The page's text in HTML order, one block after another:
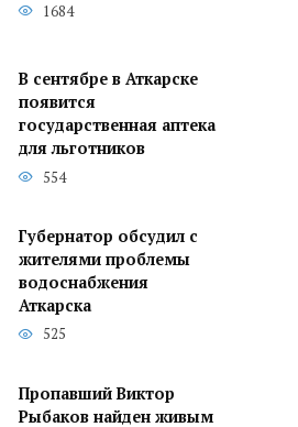
1684
В сентябре в Аткарске
появится
государственная аптека
для льготников
554
Губернатор обсудил с
жителями проблемы
водоснабжения
Аткарска
525
Пропавший Виктор
Рыбаков найден живым